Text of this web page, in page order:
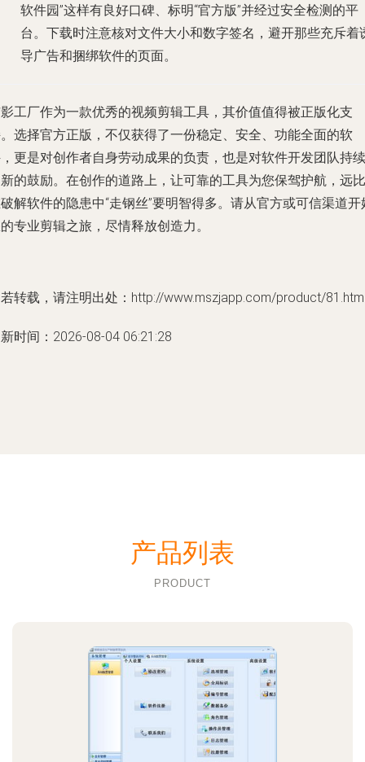
软件园”这样有良好口碑、标明“官方版”并经过安全检测的平
台。下载时注意核对文件大小和数字签名，避开那些充斥着
导广告和捆绑软件的页面。
工厂作为一款优秀的视频剪辑工具，其价值值得被正版化支
选择官方正版，不仅获得了一份稳定、安全、功能全面的软
更是对创作者自身劳动成果的负责，也是对软件开发团队持续
的鼓励。在创作的道路上，让可靠的工具为您保驾护航，远比
解软件的隐患中“走钢丝”要明智得多。请从官方或可信渠道开
专业剪辑之旅，尽情释放创造力。
转载，请注明出处：http://www.mszjapp.com/product/
时间：2026-08-04 06:21:28
产品列表
PRODUCT